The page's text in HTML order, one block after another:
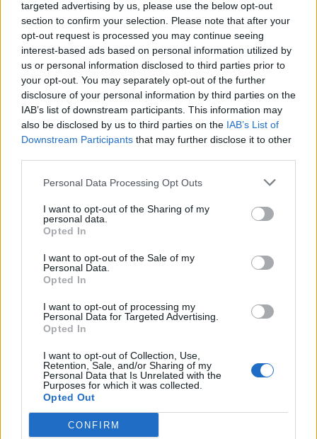
targeted advertising by us, please use the below opt-out
section to confirm your selection. Please note that after your
opt-out request is processed you may continue seeing
interest-based ads based on personal information utilized by
us or personal information disclosed to third parties prior to
your opt-out. You may separately opt-out of the further
disclosure of your personal information by third parties on the
IAB’s list of downstream participants. This information may
also be disclosed by us to third parties on the IAB’s List of
Downstream Participants that may further disclose it to other
Personal Data Processing Opt Outs
I want to opt-out of the Sharing of my
personal data.
Opted In
I want to opt-out of the Sale of my
Personal Data.
Opted In
I want to opt-out of processing my
Personal Data for Targeted Advertising.
Opted In
I want to opt-out of Collection, Use,
Retention, Sale, and/or Sharing of my
Personal Data that Is Unrelated with the
Purposes for which it was collected.
Opted Out
CONFIRM
Góis: Atividade de
Educação Ambiental ‘Do
Velho ao Novo, do Lixo ao
Luxo
Próximo artigo
Ciclo da Truta de Góis
recebe pequenos
exploradores do ATL de
Verão
ARTIGOS RELACIONADOSMAIS DO AUTOR
Deputados do PSD saúdam Banda
Sinfónica da ARMAB pelo 1º lugar no
certame internacional de Valência